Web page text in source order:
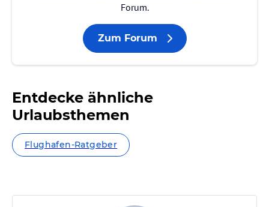
Forum.
Zum Forum
Entdecke ähnliche
Urlaubsthemen
Flughafen-Ratgeber